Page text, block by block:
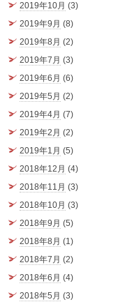
2019年10月 (3)
2019年9月 (8)
2019年8月 (2)
2019年7月 (3)
2019年6月 (6)
2019年5月 (2)
2019年4月 (7)
2019年2月 (2)
2019年1月 (5)
2018年12月 (4)
2018年11月 (3)
2018年10月 (3)
2018年9月 (5)
2018年8月 (1)
2018年7月 (2)
2018年6月 (4)
2018年5月 (3)